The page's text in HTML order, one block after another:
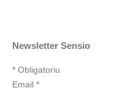
Newsletter Sensio
* Obligatoriu
Email *